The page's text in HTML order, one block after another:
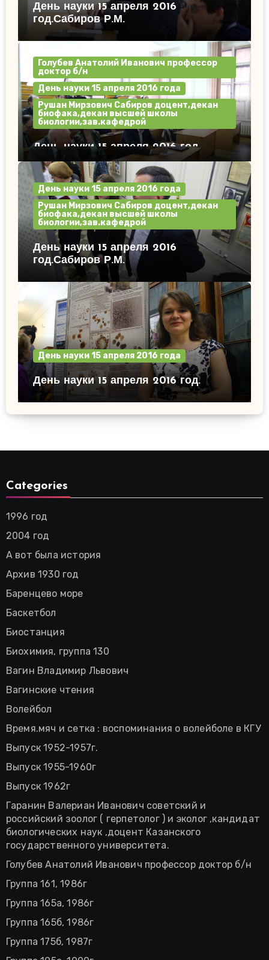
День науки 15 апреля 2016
год.Сабиров Р.М.
Голубев Анатолий Иванович профессор
доктор б/н
День науки 15 апреля 2016 года
Рушан Мирзович Сабиров доцент,декан
биофака,декан высшей школы
биологии,зав.кафедрой
День науки 15 апреля 2016 год.
День науки 15 апреля 2016 года
Рушан Мирзович Сабиров доцент,декан
биофака,декан высшей школы
биологии,зав.кафедрой
День науки 15 апреля 2016
год.Сабиров Р.М.
День науки 15 апреля 2016 года
День науки 15 апреля 2016 год.
Categories
1996 год
2004 год
А вот была история
Архив 1930 год
Баренцево море
Баскетбол
Биостанция
Биохимия, группа 130
Вагин Владимир Львович
Вагинские чтения
Волейбол
Время.мяч и сетка : воспоминания о волейболе в КГУ
Выпуск 1952-1957г.
Выпуск 1955-1960г
Выпуск 1962г
Гаранин Валериан Иванович советский и
российский зоолог ( герпетолог ) и эколог ,кандидат
биологических наук ,доцент Казанского
государственного университета.
Голубев Анатолий Иванович профессор доктор б/н
Группа 161, 1986г
Группа 165а, 1986г
Группа 165б, 1986г
Группа 175б, 1987г